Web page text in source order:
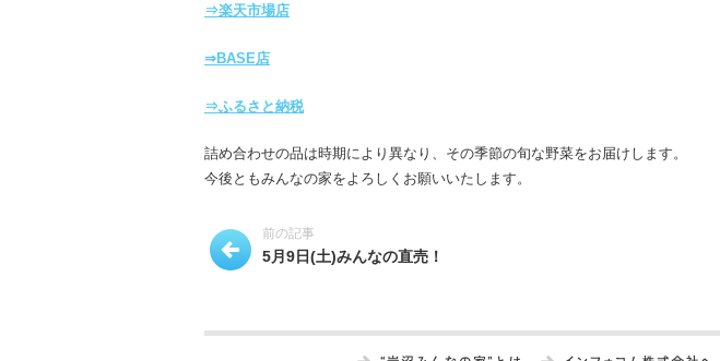
⇒楽天市場店
⇒BASE店
⇒ふるさと納税
詰め合わせの品は時期により異なり、その季節の旬な野菜をお届けします。
今後ともみんなの家をよろしくお願いいたします。
前の記事
5月9日(土)みんなの直売！